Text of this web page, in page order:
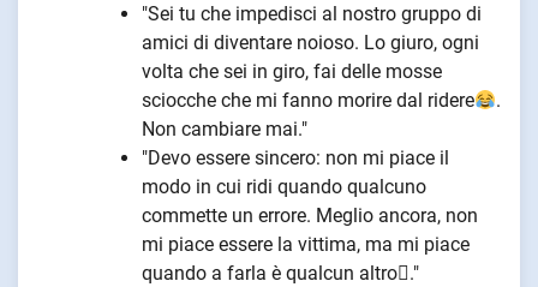
"Sei tu che impedisci al nostro gruppo di
amici di diventare noioso. Lo giuro, ogni
volta che sei in giro, fai delle mosse
sciocche che mi fanno morire dal ridere
.
Non cambiare mai."
"Devo essere sincero: non mi piace il
modo in cui ridi quando qualcuno
commette un errore. Meglio ancora, non
mi piace essere la vittima, ma mi piace
quando a farla è qualcun altro🫩."